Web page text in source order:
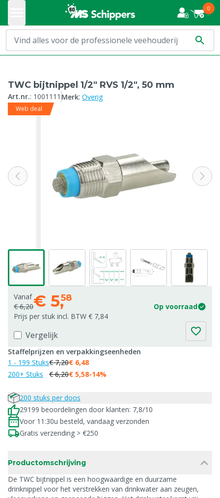
0
TWC bijtnippel 1/2" RVS 1/2", 50 mm
Art.nr.: 1001111 Merk: Overig
Web deal
Vanaf
€ 6,20€ 5,58
Op voorraad
Prijs per stuk incl. BTW € 7,84
Vergelijk
Staffelprijzen en verpakkingseenheden
1 - 199 Stuks
200+ Stuks
€ 7,20
€ 6,20
€ 6,48
€ 5,58-14%
200 stuks per doos
29199 beoordelingen door klanten: 7,8/10
Voor 11:30u besteld, vandaag verzonden
Gratis verzending > €250
Productomschrijving
De TWC bijtnippel is een hoogwaardige en duurzame
drinknippel voor het verstrekken van drinkwater aan zeugen,